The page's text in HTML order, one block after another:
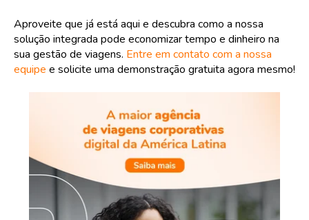
Aproveite que já está aqui e descubra como a nossa
solução integrada pode economizar tempo e dinheiro na
sua gestão de viagens. Entre em contato com a nossa
equipe e solicite uma demonstração gratuita agora mesmo!